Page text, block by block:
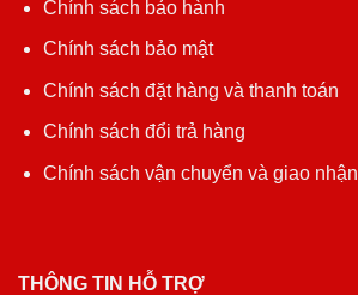
Chính sách bảo hành
Chính sách bảo mật
Chính sách đặt hàng và thanh toán
Chính sách đổi trả hàng
Chính sách vận chuyển và giao nhận
THÔNG TIN HỖ TRỢ